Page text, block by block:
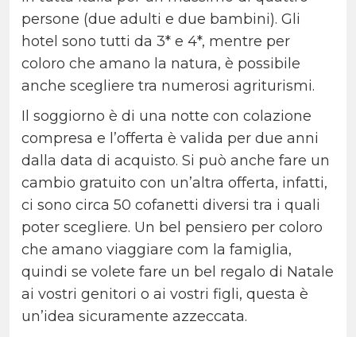
persone (due adulti e due bambini). Gli
hotel sono tutti da 3* e 4*, mentre per
coloro che amano la natura, è possibile
anche scegliere tra numerosi agriturismi.
Il soggiorno è di una notte con colazione
compresa e l’offerta è valida per due anni
dalla data di acquisto. Si può anche fare un
cambio gratuito con un’altra offerta, infatti,
ci sono circa 50 cofanetti diversi tra i quali
poter scegliere. Un bel pensiero per coloro
che amano viaggiare com la famiglia,
quindi se volete fare un bel regalo di Natale
ai vostri genitori o ai vostri figli, questa è
un’idea sicuramente azzeccata.